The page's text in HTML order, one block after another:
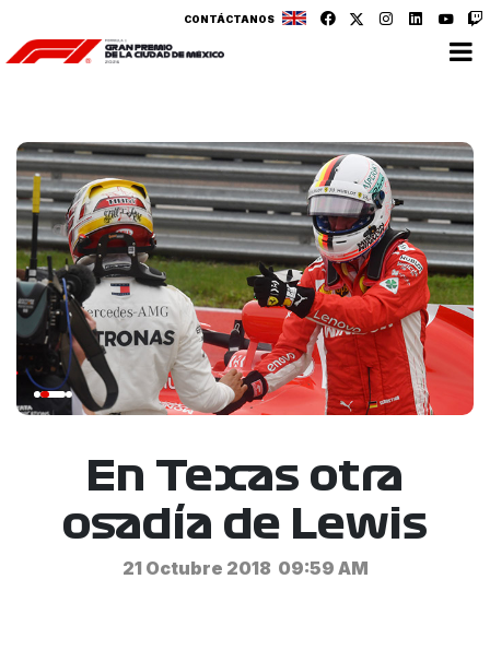
CONTÁCTANOS
En Texas otra
osadía de Lewis
21 Octubre 2018 09:59 AM